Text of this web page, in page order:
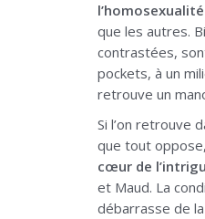
que les autres.
contrastées,
pockets, à un
retrouve un
Si l’on retrouve
que tout
cœur de
et Maud. La
débarrasse de